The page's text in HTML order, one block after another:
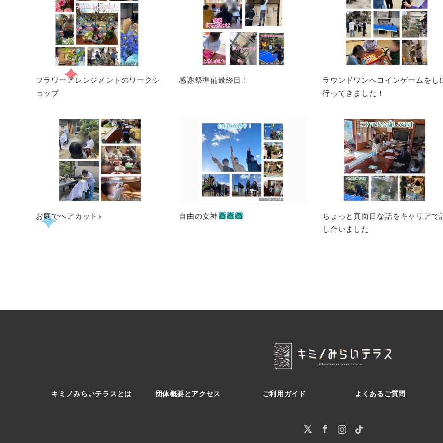
フラワーアレンジメントのワークシ
ョップ
感謝祭準備最終日！
ラウンドワンへコインゲームをし
行ってきました！
お庭でヘアカット♪ 自由の女神
ちょっと真面目な話をキャリアで
し合いました
キミノみらいテラスとは 団体概要とアクセス ご利用ガイド よくあるご質問
InstagramPinterest